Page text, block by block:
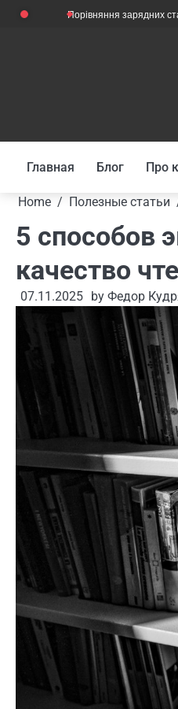
SkipПорівняння зарядних станцій
Главная Блог Про
Home Полезные статьи
5 способов
качество
07.11.2025 by Федор